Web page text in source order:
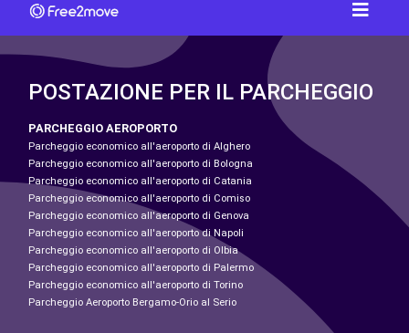
POSTAZIONE PER IL PARCHEGGIO
PARCHEGGIO AEROPORTO
Parcheggio economico all'aeroporto di Alghero
Parcheggio economico all'aeroporto di Bologna
Parcheggio economico all'aeroporto di Catania
Parcheggio economico all'aeroporto di Comiso
Parcheggio economico all'aeroporto di Genova
Parcheggio economico all'aeroporto di Napoli
Parcheggio economico all'aeroporto di Olbia
Parcheggio economico all'aeroporto di Palermo
Parcheggio economico all'aeroporto di Torino
Parcheggio Aeroporto Bergamo-Orio al Serio